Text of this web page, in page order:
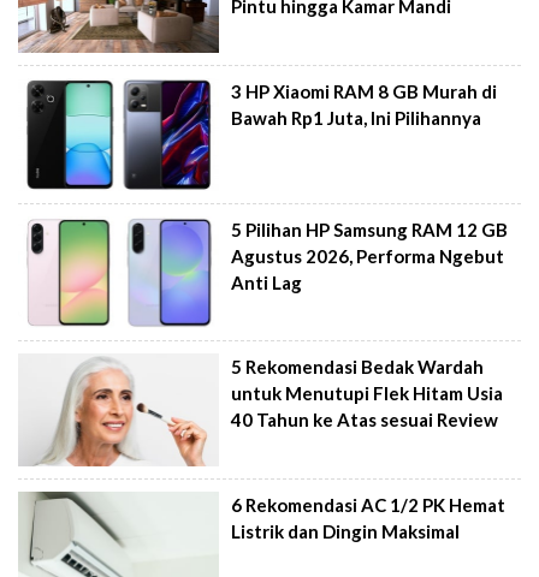
Pintu hingga Kamar Mandi
3 HP Xiaomi RAM 8 GB Murah di
Bawah Rp1 Juta, Ini Pilihannya
5 Pilihan HP Samsung RAM 12 GB
Agustus 2026, Performa Ngebut
Anti Lag
5 Rekomendasi Bedak Wardah
untuk Menutupi Flek Hitam Usia
40 Tahun ke Atas sesuai Review
6 Rekomendasi AC 1/2 PK Hemat
Listrik dan Dingin Maksimal